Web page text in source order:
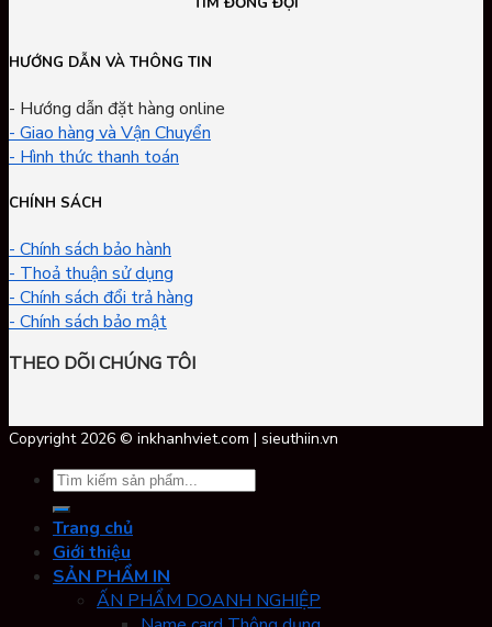
HƯỚNG DẪN VÀ THÔNG TIN
- Hướng dẫn đặt hàng online
- Giao hàng và Vận Chuyển
- Hình thức thanh toán
CHÍNH SÁCH
- Chính sách bảo hành
- Thoả thuận sử dụng
- Chính sách đổi trả hàng
- Chính sách bảo mật
THEO DÕI CHÚNG TÔI
Copyright 2026 © inkhanhviet.com | sieuthiin.vn
Tìm
kiếm:
Trang chủ
Giới thiệu
SẢN PHẨM IN
ẤN PHẨM DOANH NGHIỆP